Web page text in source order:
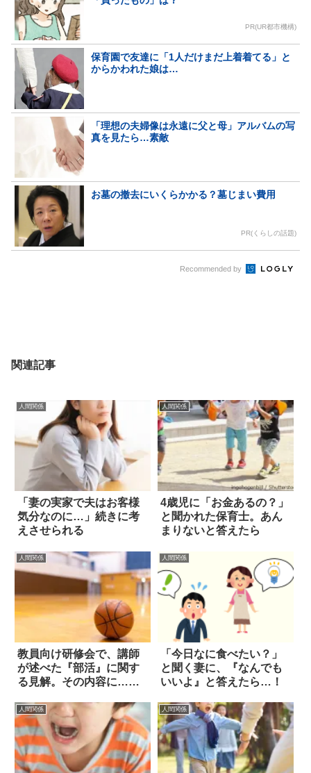
PR(UR都市機構)
保育園で友達に「1人だけまだ上着着てる」と
からかわれた娘は…
「理想の夫婦像は永遠に父と母」アルバムの写
真を見たら…素敵
お墓の撤去にいくらかかる？墓じまい費用
PR(くらしの話題)
Recommended by
関連記事
人間関係
「妻の実家で夫はお客様
気分なのに…」続きに考
えさせられる
人間関係
4歳児に「お金あるの？」
と聞かれた保育士。あん
まりないと答えたら
人間関係
教員向け研修会で、講師
が述べた『部活』に関す
る見解。その内容に…あ
人間関係
「今日なに食べたい？」
と聞く妻に、『なんでも
いいよ』と答えたら…！
人間関係 人間関係